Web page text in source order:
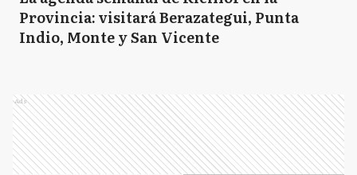
Provincia: visitará Berazategui, Punta
Indio, Monte y San Vicente
Ads